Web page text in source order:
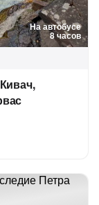
На автобусе
8 часов